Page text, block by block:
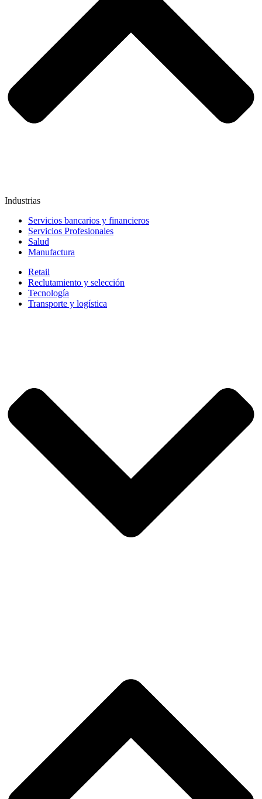
Industrias
Servicios bancarios y financieros
Servicios Profesionales
Salud
Manufactura
Retail
Reclutamiento y selección
Tecnología
Transporte y logística